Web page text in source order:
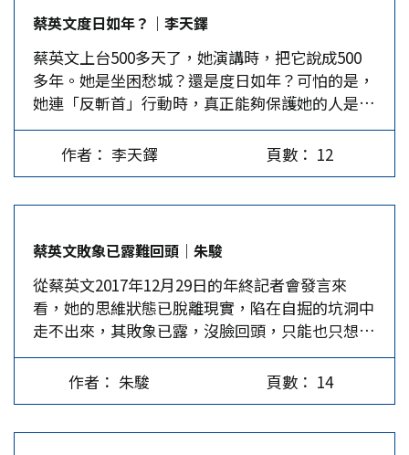
所有非境內的非政府組織，均依據此法納入管理。
李明哲案是否是第一個觸犯該法的案件，我們不得
而知。 但李明哲究竟屬於那個NGO，至今居然無
人有辦法說明，也沒有任何一個NGO出面證實李
明哲是他們的人，這個問題變成玄之又玄的案外
案，而李明哲等人希望「透過網路串連」、「製造
大陸政府負面形象」、「時機成熟時發動暴力革
命」，這些「革命」的手法，很難不讓人聯想到與
蔡英文度日如年？｜李天鐸
蔡英文上台500多天了，她演講時，把它說成500
多年。她是坐困愁城？還是度日如年？可怕的是，
她連「反斬首」行動時，真正能夠保護她的人是
誰，都搞不清楚！ 為什麼民進黨兩次執政，都會
把自己和人民之間的信賴關係，搞到水火不容？被
嚇得半死？ 陳水扁任內，「紅衫軍」直逼總統
門，加上重層警衛。 蔡英文上台500多天，之前在
「中科院」發表談話，一不小心把500多天，說成
500多年！她自己也苦笑解嘲，因為：這一個不小
心？才是她內心深處真正的苦話，「度日如年」
啊！…
作者： 李天鐸 頁數： 12
蔡英文敗象已露難回頭｜朱駿
從蔡英文2017年12月29日的年終記者會發言來
看，她的思維狀態已脫離現實，陷在自掘的坑洞中
走不出來，其敗象已露，沒臉回頭，只能也只想硬
幹到底。 蔡英文2017年的年終記者會在中科院舉
行，地點頗為特殊，對此，她在致詞一開頭便挑明
說道：「今年的年終記者會，我們特別選擇在中科
作者： 朱駿 頁數： 14